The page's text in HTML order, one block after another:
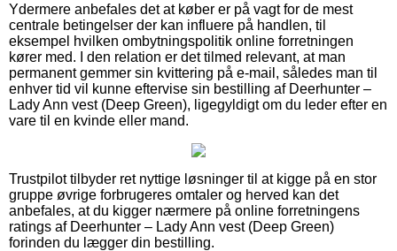
Ydermere anbefales det at køber er på vagt for de mest
centrale betingelser der kan influere på handlen, til
eksempel hvilken ombytningspolitik online forretningen
kører med. I den relation er det tilmed relevant, at man
permanent gemmer sin kvittering på e-mail, således man til
enhver tid vil kunne eftervise sin bestilling af Deerhunter –
Lady Ann vest (Deep Green), ligegyldigt om du leder efter en
vare til en kvinde eller mand.
Trustpilot tilbyder ret nyttige løsninger til at kigge på en stor
gruppe øvrige forbrugeres omtaler og herved kan det
anbefales, at du kigger nærmere på online forretningens
ratings af Deerhunter – Lady Ann vest (Deep Green)
forinden du lægger din bestilling.